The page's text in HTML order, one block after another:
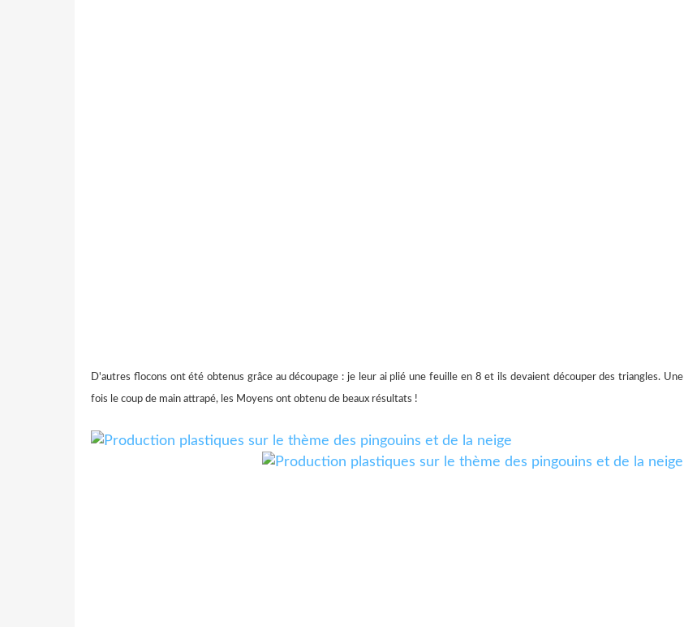
D'autres flocons ont été obtenus grâce au découpage : je leur ai plié une feuille en 8 et ils devaient découper des triangles. Une
fois le coup de main attrapé, les Moyens ont obtenu de beaux résultats !